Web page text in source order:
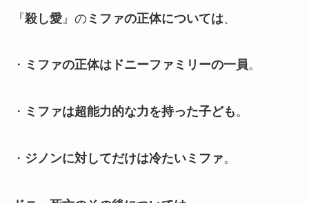
『殺し愛』のミファの正体については、
・ ミファの正体はドニーファミリーの一員。
・ ミファは超能力的な力を持った子ども。
・ ジノンに対してだけは冷たいミファ。